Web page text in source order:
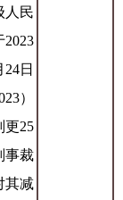
人民
2023
24日
）
更25
事裁
其减